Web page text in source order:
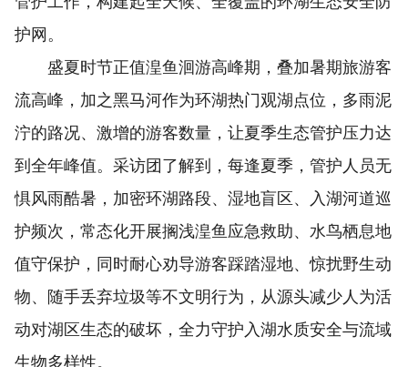
护网。
盛夏时节正值湟鱼洄游高峰期，叠加暑期旅游客
流高峰，加之黑马河作为环湖热门观湖点位，多雨泥
泞的路况、激增的游客数量，让夏季生态管护压力达
到全年峰值。采访团了解到，每逢夏季，管护人员无
惧风雨酷暑，加密环湖路段、湿地盲区、入湖河道巡
护频次，常态化开展搁浅湟鱼应急救助、水鸟栖息地
值守保护，同时耐心劝导游客踩踏湿地、惊扰野生动
物、随手丢弃垃圾等不文明行为，从源头减少人为活
动对湖区生态的破坏，全力守护入湖水质安全与流域
生物多样性。